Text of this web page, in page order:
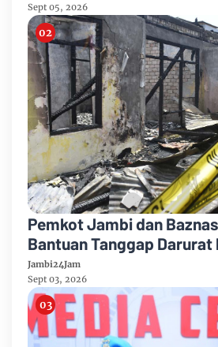
Umum
Sept 05, 2026
Pemkot Jambi dan
Bantuan Tanggap Darurat
Kebakaran Asrama Polda
Jambi24Jam
Sept 03, 2026